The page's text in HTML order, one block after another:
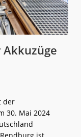
der
30. Mai 2024
ist